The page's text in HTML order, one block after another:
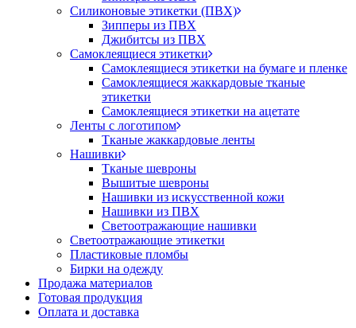
Силиконовые этикетки (ПВХ)
Зипперы из ПВХ
Джибитсы из ПВХ
Самоклеящиеся этикетки
Самоклеящиеся этикетки на бумаге и пленке
Самоклеящиеся жаккардовые тканые
этикетки
Самоклеящиеся этикетки на ацетате
Ленты с логотипом
Тканые жаккардовые ленты
Нашивки
Тканые шевроны
Вышитые шевроны
Нашивки из искусственной кожи
Нашивки из ПВХ
Светоотражающие нашивки
Светоотражающие этикетки
Пластиковые пломбы
Бирки на одежду
Продажа материалов
Готовая продукция
Оплата и доставка